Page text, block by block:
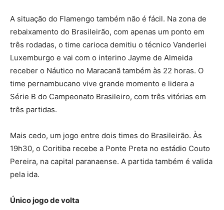
A situação do Flamengo também não é fácil. Na zona de
rebaixamento do Brasileirão, com apenas um ponto em
três rodadas, o time carioca demitiu o técnico Vanderlei
Luxemburgo e vai com o interino Jayme de Almeida
receber o Náutico no Maracanã também às 22 horas. O
time pernambucano vive grande momento e lidera a
Série B do Campeonato Brasileiro, com três vitórias em
três partidas.
Mais cedo, um jogo entre dois times do Brasileirão. Às
19h30, o Coritiba recebe a Ponte Preta no estádio Couto
Pereira, na capital paranaense. A partida também é valida
pela ida.
Único jogo de volta